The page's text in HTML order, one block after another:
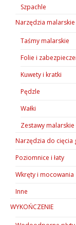
Szpachle
Narzędzia malarskie
Taśmy malarskie
Folie i
Kuwety i kratki
Pędzle
Wałki
Zestawy malarskie
Narzędzia do cięcia
Poziomnice i łaty
Wkręty i mocowania
Inne
WYKOŃCZENIE